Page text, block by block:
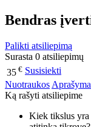
Bendras
Palikti atsiliepimą
Surasta 0 atsiliepimų
35 € Susisiekti
Nuotraukos
Ką rašyti atsiliepime
Kiek tikslus yra